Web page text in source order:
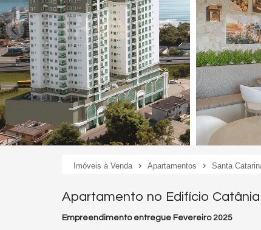
Imóveis à Venda Apartamentos Santa
Apartamento no Edifício
Empreendimento entregue Fevereiro 2025